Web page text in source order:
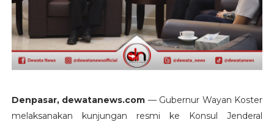
Denpasar, dewatanews.com — Gubernur Wayan Koster
melaksanakan kunjungan resmi ke Konsul Jenderal